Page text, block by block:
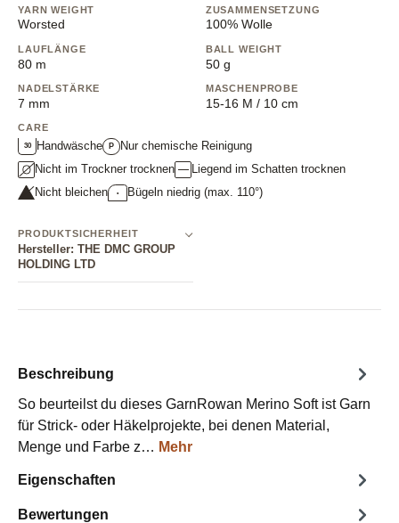
YARN WEIGHT
Worsted
ZUSAMMENSETZUNG
100% Wolle
LAUFLÄNGE
80 m
BALL WEIGHT
50 g
NADELSTÄRKE
7 mm
MASCHENPROBE
15-16 M / 10 cm
CARE
30 Handwäsche P
Nur chemische Reinigung
Nicht im Trockner trocknen
Liegend im Schatten trocknen
Nicht bleichen
• Bügeln niedrig (max. 110°)
PRODUKTSICHERHEIT
Hersteller: THE DMC GROUP
HOLDING LTD
Beschreibung
So beurteilst du dieses GarnRowan Merino Soft ist Garn
für Strick- oder Häkelprojekte, bei denen Material,
Menge und Farbe z… Mehr
Eigenschaften
Bewertungen